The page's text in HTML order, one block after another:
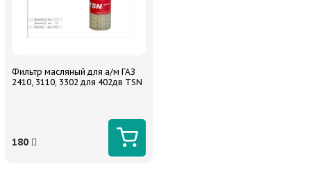
Фильтр масляный для а/м ГАЗ
2410, 3110, 3302 для 402дв TSN
180